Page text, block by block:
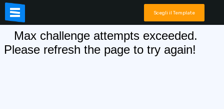
Scegli il Template